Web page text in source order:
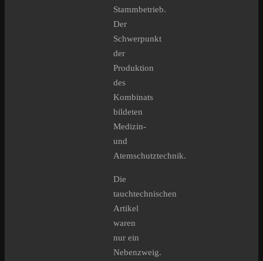
Stammbetrieb.
Der
Schwerpunkt
der
Produktion
des
Kombinats
bildeten
Medizin-
und
Atemschutztechnik.
Die
tauchtechnischen
Artikel
waren
nur ein
Nebenzweig.